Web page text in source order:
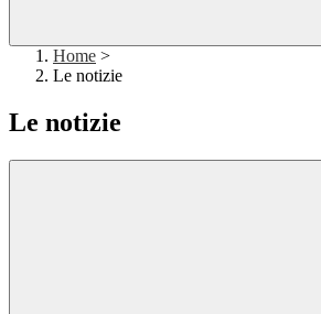
Home >
Le notizie
Le notizie